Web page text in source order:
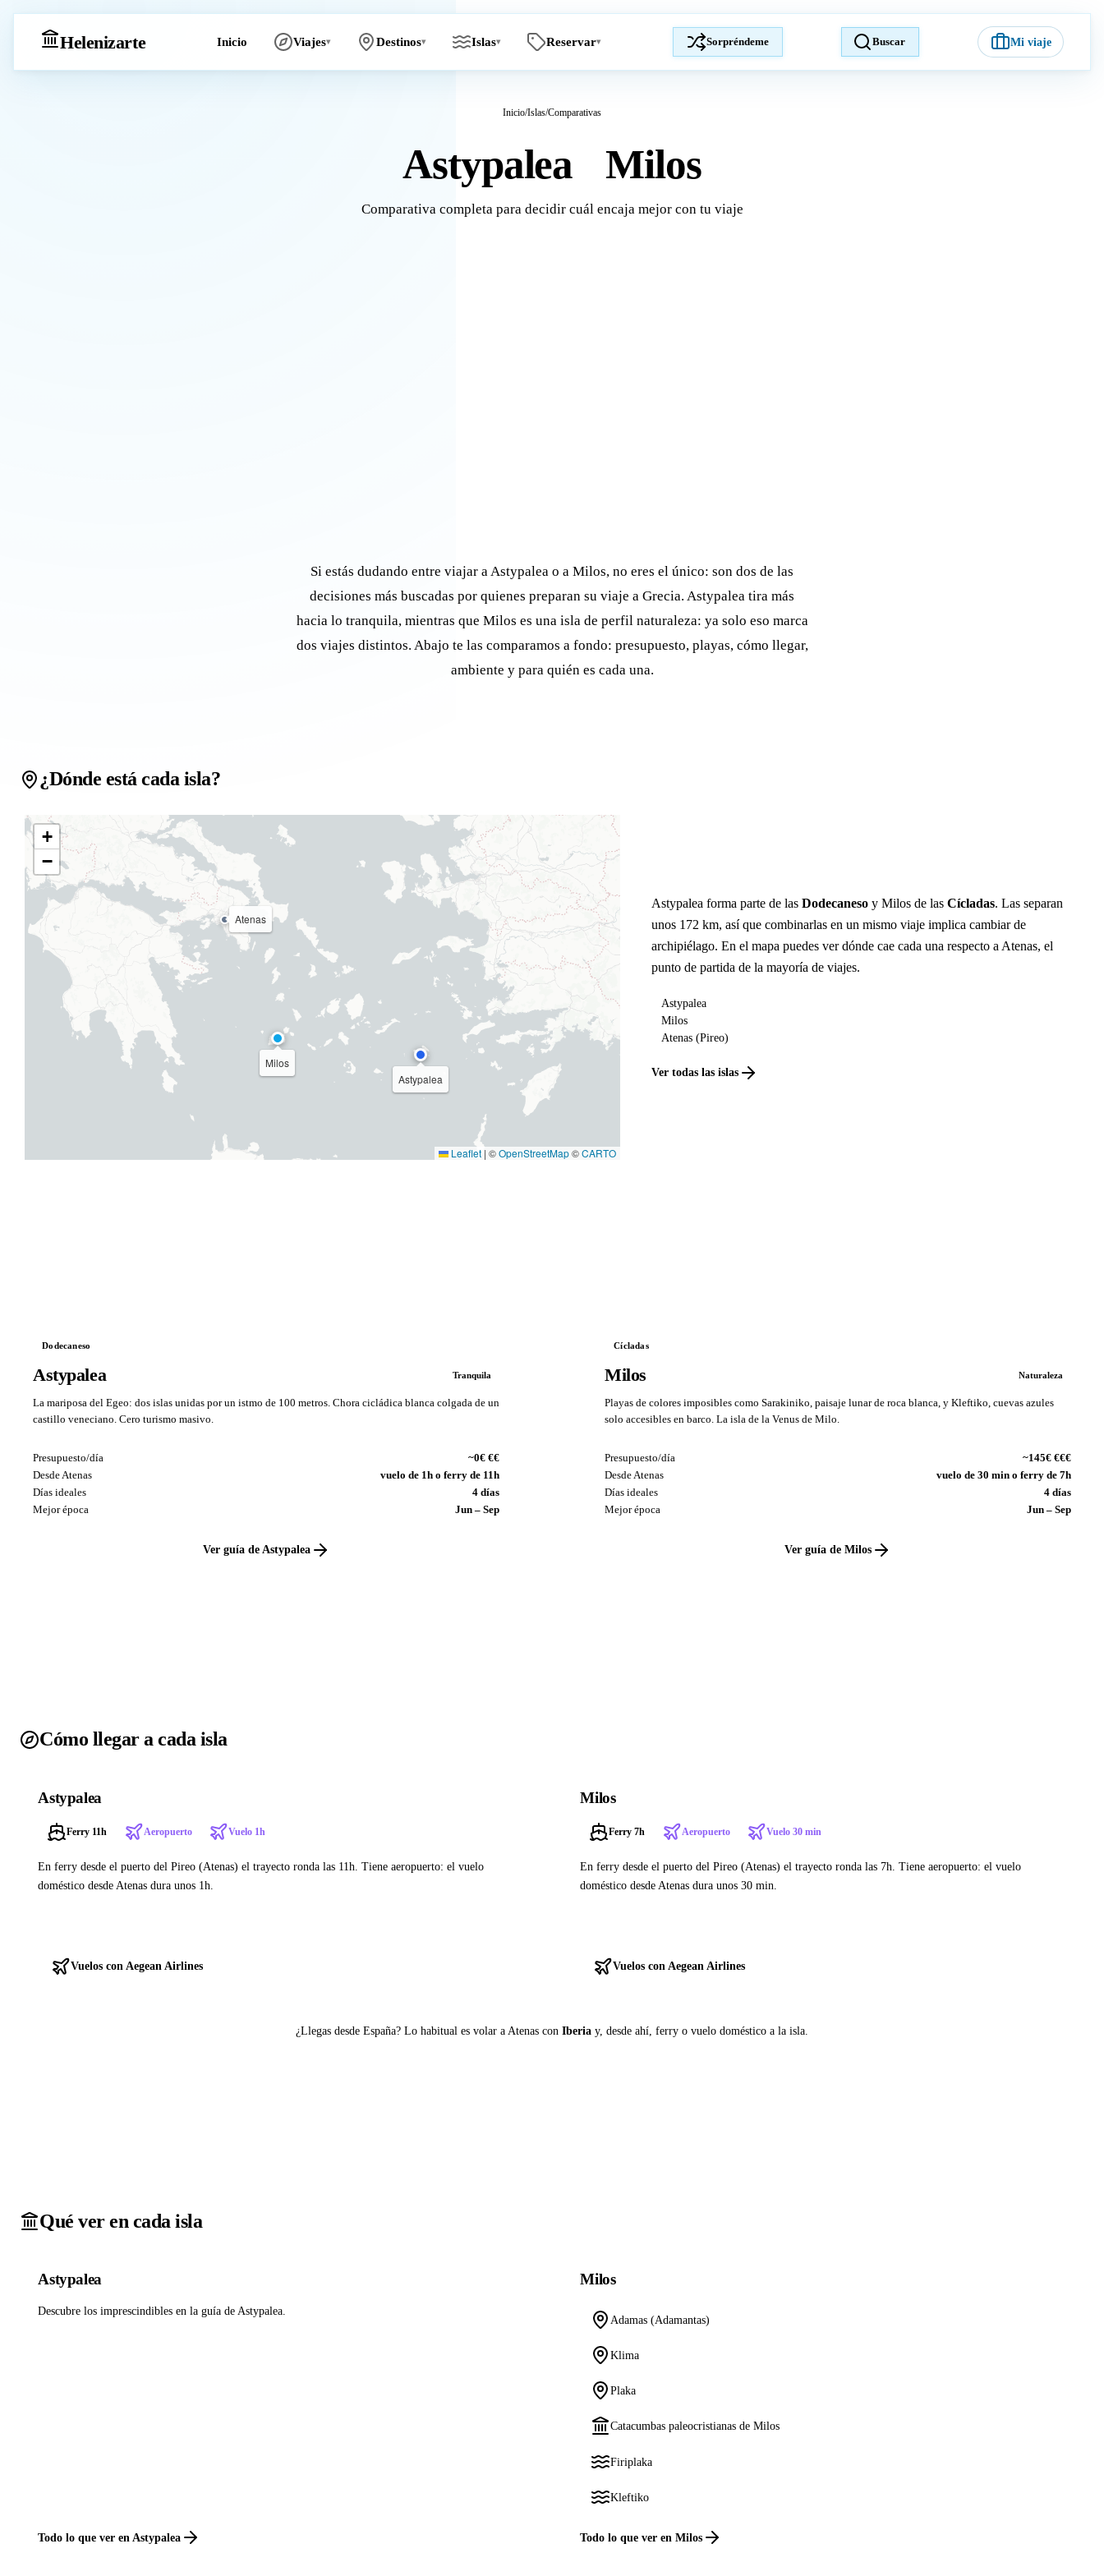
Helenizarte Inicio Viajes▾ Destinos▾ Islas▾ Reservar▾ Sorpréndeme Buscar Mi viaje
Inicio/Islas/Comparativas
Astypalea Milos
Comparativa completa para decidir cuál encaja mejor con tu viaje
Si estás dudando entre viajar a Astypalea o a Milos, no eres el único: son dos de las
decisiones más buscadas por quienes preparan su viaje a Grecia. Astypalea tira más
hacia lo tranquila, mientras que Milos es una isla de perfil naturaleza: ya solo eso marca
dos viajes distintos. Abajo te las comparamos a fondo: presupuesto, playas, cómo llegar,
ambiente y para quién es cada una.
¿Dónde está cada isla?
Astypalea
Milos
Atenas
+
−
Leaflet | ©OpenStreetMap©CARTO
Astypalea forma parte de lasDodecaneso y Milos de lasCícladas. Las separan
unos 172 km, así que combinarlas en un mismo viaje implica cambiar de
archipiélago. En el mapa puedes ver dónde cae cada una respecto a Atenas, el
punto de partida de la mayoría de viajes.
Astypalea
Milos
Atenas (Pireo)
Ver todas las islas
Dodecaneso
Astypalea Tranquila
La mariposa del Egeo: dos islas unidas por un istmo de 100 metros. Chora cicládica blanca colgada de un
castillo veneciano. Cero turismo masivo.
Presupuesto/día
~0€ €€
Desde Atenas
vuelo de 1h o ferry de 11h
Días ideales
4 días
Mejor época
Jun – Sep
Ver guía de Astypalea
Cícladas
Milos Naturaleza
Playas de colores imposibles como Sarakiniko, paisaje lunar de roca blanca, y Kleftiko, cuevas azules
solo accesibles en barco. La isla de la Venus de Milo.
Presupuesto/día
~145€ €€€
Desde Atenas
vuelo de 30 min o ferry de 7h
Días ideales
4 días
Mejor época
Jun – Sep
Ver guía de Milos
Cómo llegar a cada isla
Astypalea
Ferry 11h Aeropuerto Vuelo 1h
En ferry desde el puerto del Pireo (Atenas) el trayecto ronda las 11h. Tiene aeropuerto: el vuelo
doméstico desde Atenas dura unos 1h.
Vuelos con Aegean Airlines
Milos
Ferry 7h Aeropuerto Vuelo 30 min
En ferry desde el puerto del Pireo (Atenas) el trayecto ronda las 7h. Tiene aeropuerto: el vuelo
doméstico desde Atenas dura unos 30 min.
Vuelos con Aegean Airlines
¿Llegas desde España? Lo habitual es volar a Atenas con Iberia y, desde ahí, ferry o vuelo doméstico a la isla.
Qué ver en cada isla
Astypalea
Descubre los imprescindibles en la guía de Astypalea.
Todo lo que ver en Astypalea
Milos
Adamas (Adamantas)
Klima
Plaka
Catacumbas paleocristianas de Milos
Firiplaka
Kleftiko
Todo lo que ver en Milos